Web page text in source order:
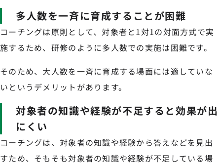
多人数を一斉に育成することが困難
コーチングは原則として、対象者と1対1の対面方式で実
施するため、研修のように多人数での実施は困難です。
そのため、大人数を一斉に育成する場面には適していな
いというデメリットがあります。
対象者の知識や経験が不足すると効果が出
にくい
コーチングは、対象者の知識や経験から答えなどを見出
すため、そもそも対象者の知識や経験が不足している場